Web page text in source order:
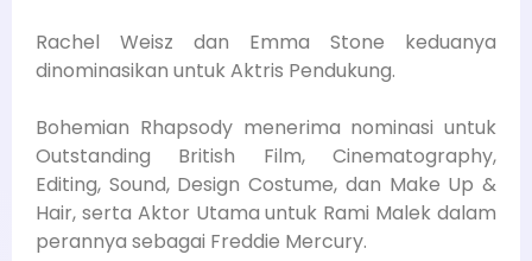
Rachel Weisz dan Emma Stone keduanya
dinominasikan untuk Aktris Pendukung.
Bohemian Rhapsody menerima nominasi untuk
Outstanding British Film, Cinematography,
Editing, Sound, Design Costume, dan Make Up &
Hair, serta Aktor Utama untuk Rami Malek dalam
perannya sebagai Freddie Mercury.